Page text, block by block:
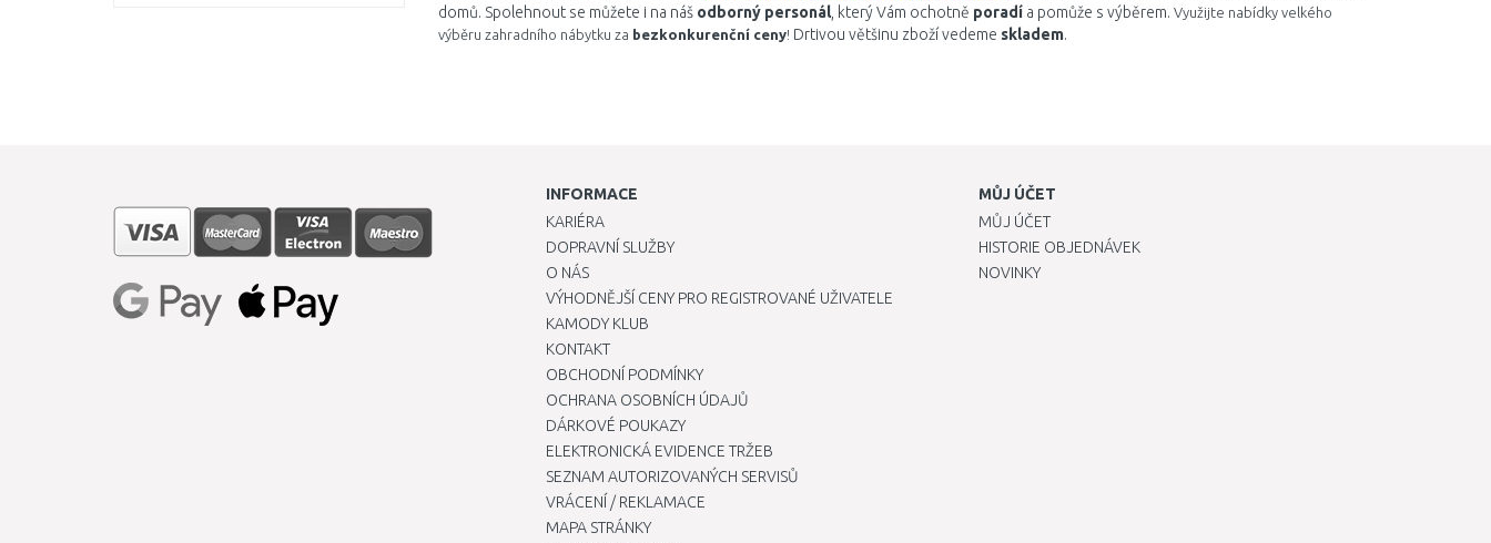
domů. Spolehnout se můžete i na náš odborný personál, který Vám ochotně poradía pomůže s výběrem. Využijte nabídky velkého
výběru zahradního nábytku za bezkonkurenční ceny! Drtivou většinu zboží vedeme skladem.
INFORMACE
KARIÉRA
DOPRAVNÍ SLUŽBY
O NÁS
VÝHODNĚJŠÍ CENY PRO REGISTROVANÉ UŽIVATELE
KAMODY KLUB
KONTAKT
OBCHODNÍ PODMÍNKY
OCHRANA OSOBNÍCH ÚDAJŮ
DÁRKOVÉ POUKAZY
ELEKTRONICKÁ EVIDENCE TRŽEB
SEZNAM AUTORIZOVANÝCH SERVISŮ
VRÁCENÍ / REKLAMACE
MAPA STRÁNKY
MŮJ ÚČET
MŮJ ÚČET
HISTORIE OBJEDNÁVEK
NOVINKY